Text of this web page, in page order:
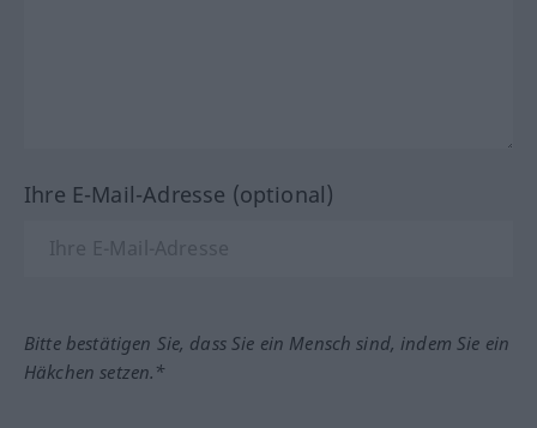
Ihre E-Mail-Adresse (optional)
Bitte bestätigen Sie, dass Sie ein Mensch sind, indem Sie ein
Häkchen setzen.*